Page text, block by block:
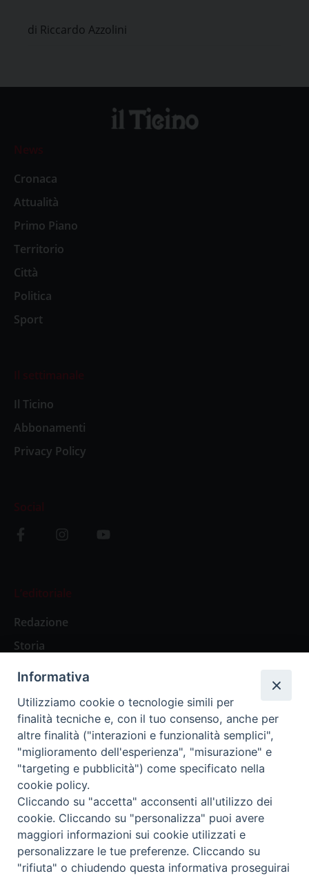
di Riccardo Azzolini
News
Cronaca
Attualità
Primo Piano
Territorio
Città
Politica
Sport
Il settimanale
Il Ticino
Abbonamenti
Privacy Policy
Social
L’editoriale
Redazione
Storia
Abbonamenti
Abbonamento Annuale Digitale
Abbonamento Annuale Cartaceo
Abbonamento Singola Copia Digitale
Redazione: Pavia, Piazza Duomo 11 - tel. 0382.24736 -
amministrazione@ilticino.it - repossi@ilticino.it - P.
Informativa
Utilizziamo cookie o tecnologie simili per
finalità tecniche e, con il tuo consenso, anche per
altre finalità ("interazioni e funzionalità semplici",
"miglioramento dell'esperienza", "misurazione" e
"targeting e pubblicità") come specificato nella
cookie policy.
Cliccando su "accetta" acconsenti all'utilizzo dei
cookie. Cliccando su "personalizza" puoi avere
maggiori informazioni sui cookie utilizzati e
personalizzare le tue preferenze. Cliccando su
"rifiuta" o chiudendo questa informativa proseguirai